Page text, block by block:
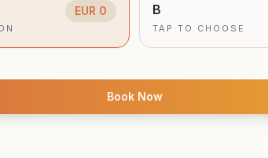
EUR 0 B
TAP TO CHOOSE
Book Now